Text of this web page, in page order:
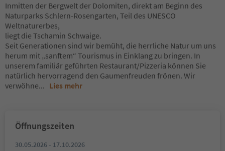
Inmitten der Bergwelt der Dolomiten, direkt am Beginn des
Naturparks Schlern-Rosengarten, Teil des UNESCO
Weltnaturerbes,
liegt die Tschamin Schwaige.
Seit Generationen sind wir bemüht, die herrliche Natur um uns
herum mit „sanftem“ Tourismus in Einklang zu bringen. In
unserem familiär geführten Restaurant/Pizzeria können Sie
natürlich hervorragend den Gaumenfreuden frönen. Wir
verwöhne... Lies mehr
Öffnungszeiten
30.05.2026 - 17.10.2026